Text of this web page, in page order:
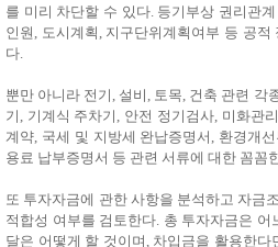
를 미리 차단할 수 있다. 등기부상 권리관
인원, 도시계획, 지구단위계획여부 등 공
다.
뿐만 아니라 전기, 설비, 토목, 건축 관련 각
기, 기계식 주차기, 안전 정기검사, 미화관
계약, 국세 및 지방세 완납증명서, 환경개
용료 납부증명서 등 관련 서류에 대한 꼼꼼
또 투자자금에 관한 사항을 분석하고 자금
적합성 여부를 검토한다. 총 투자자금은
달은 어떻게 할 것이며, 차입금을 활용한